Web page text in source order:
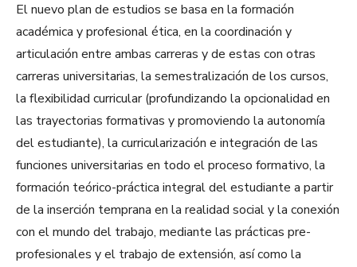
El nuevo plan de estudios se basa en la formación
académica y profesional ética, en la coordinación y
articulación entre ambas carreras y de estas con otras
carreras universitarias, la semestralización de los cursos,
la flexibilidad curricular (profundizando la opcionalidad en
las trayectorias formativas y promoviendo la autonomía
del estudiante), la curricularización e integración de las
funciones universitarias en todo el proceso formativo, la
formación teórico-práctica integral del estudiante a partir
de la inserción temprana en la realidad social y la conexión
con el mundo del trabajo, mediante las prácticas pre-
profesionales y el trabajo de extensión, así como la